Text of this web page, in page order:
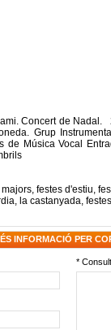
Concert de
Grup
Música Vocal
, festes d'estiu,
, la castanyada,
INFORMACIÓ PER
*